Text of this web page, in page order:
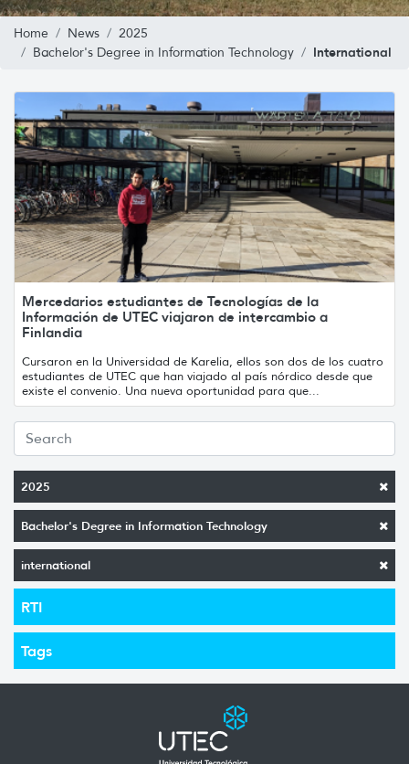
Home News
2025
Bachelor's Degree in Information Technology
International
2025
Bachelor's Degree in Information Technology
international
RTI
Tags
Mercedarios estudiantes de Tecnologías de la
Información de UTEC viajaron de intercambio a
Finlandia
Cursaron en la Universidad de Karelia, ellos son dos de los cuatro
estudiantes de UTEC que han viajado al país nórdico desde que
existe el convenio. Una nueva oportunidad para que...